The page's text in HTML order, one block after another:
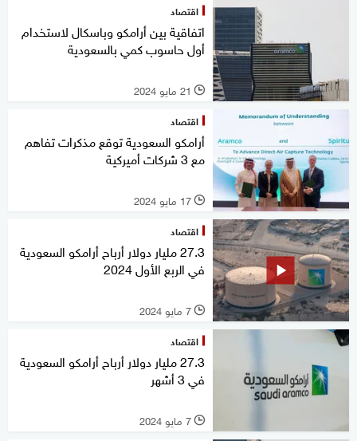
اقتصاد
اتفاقية بين أرامكو وباسكال لاستخدام
أول حاسوب كمي بالسعودية
l 21 مايو 2024
اقتصاد
أرامكو السعودية توقع مذكرات تفاهم
مع 3 شركات أميركية
l 17 مايو 2024
اقتصاد
27.3 مليار دولار أرباح أرامكو السعودية
في الربع الأول 2024
l 7 مايو 2024
اقتصاد
27.3 مليار دولار أرباح أرامكو السعودية
في 3 أشهر
l 7 مايو 2024